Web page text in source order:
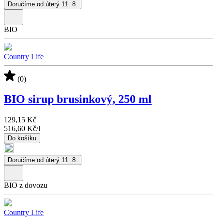
Doručíme od úterý 11. 8.
BIO
Country Life
(0)
BIO sirup brusinkový, 250 ml
129,15 Kč
516,60 Kč/l
Do košíku
Doručíme od úterý 11. 8.
BIO z dovozu
Country Life